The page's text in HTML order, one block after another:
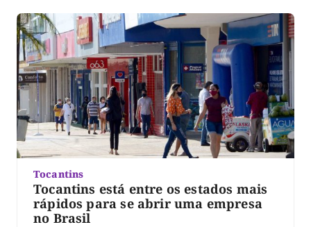
empresas, sendo o mais […]
Tocantins
Tocantins está entre os estados mais
rápidos para se abrir uma empresa
no Brasil